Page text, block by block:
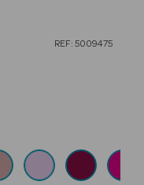
REF: 5009475